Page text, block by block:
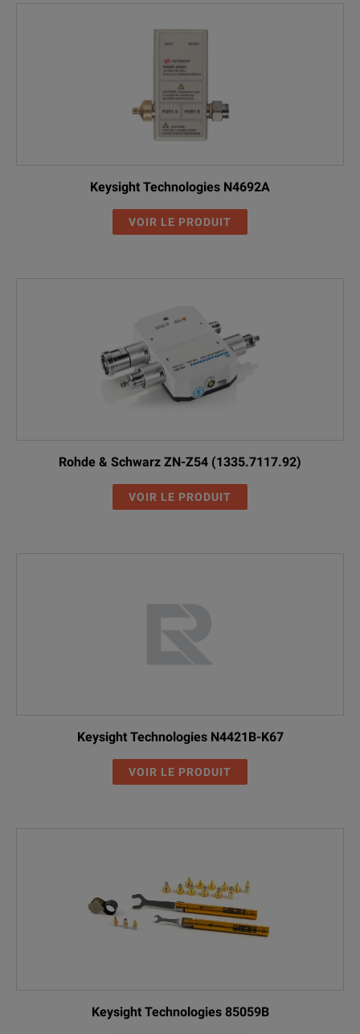
Keysight Technologies N4692A
VOIR LE PRODUIT
Rohde & Schwarz ZN-Z54 (1335.7117.92)
VOIR LE PRODUIT
Keysight Technologies N4421B-K67
VOIR LE PRODUIT
Keysight Technologies 85059B